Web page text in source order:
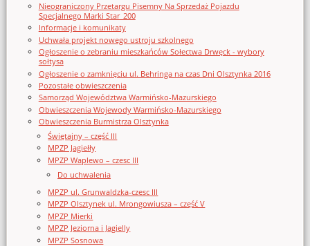
Nieograniczony Przetargu Pisemny Na Sprzedaż Pojazdu
Specjalnego Marki Star_200
Informacje i komunikaty
Uchwała projekt nowego ustroju szkolnego
Ogłoszenie o zebraniu mieszkańców Sołectwa Drwęck - wybory
sołtysa
Ogłoszenie o zamknięciu ul. Behringa na czas Dni Olsztynka 2016
Pozostałe obwieszczenia
Samorząd Województwa Warmińsko-Mazurskiego
Obwieszczenia Wojewody Warmińsko-Mazurskiego
Obwieszczenia Burmistrza Olsztynka
Świętajny – część III
MPZP Jagiełły
MPZP Waplewo – czesc III
Do uchwalenia
MPZP ul. Grunwaldzka-czesc III
MPZP Olsztynek ul. Mrongowiusza – część V
MPZP Mierki
MPZP Jeziorna i Jagielly
MPZP Sosnowa